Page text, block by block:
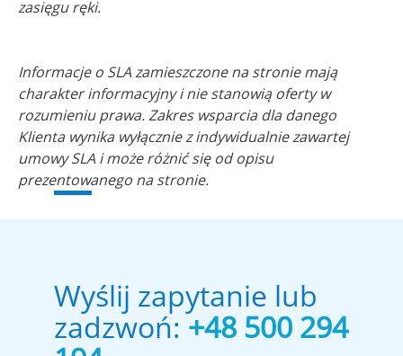
zasięgu ręki.
Informacje o SLA zamieszczone na stronie mają
charakter informacyjny i nie stanowią oferty w
rozumieniu prawa. Zakres wsparcia dla danego
Klienta wynika wyłącznie z indywidualnie zawartej
umowy SLA i może różnić się od opisu
prezentowanego na stronie.
Wyślij zapytanie lub
zadzwoń:+48 500 294